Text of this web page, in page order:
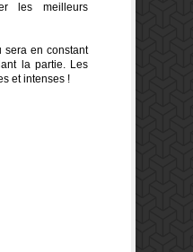
les meilleurs
sera en constant
la partie. Les
et intenses !